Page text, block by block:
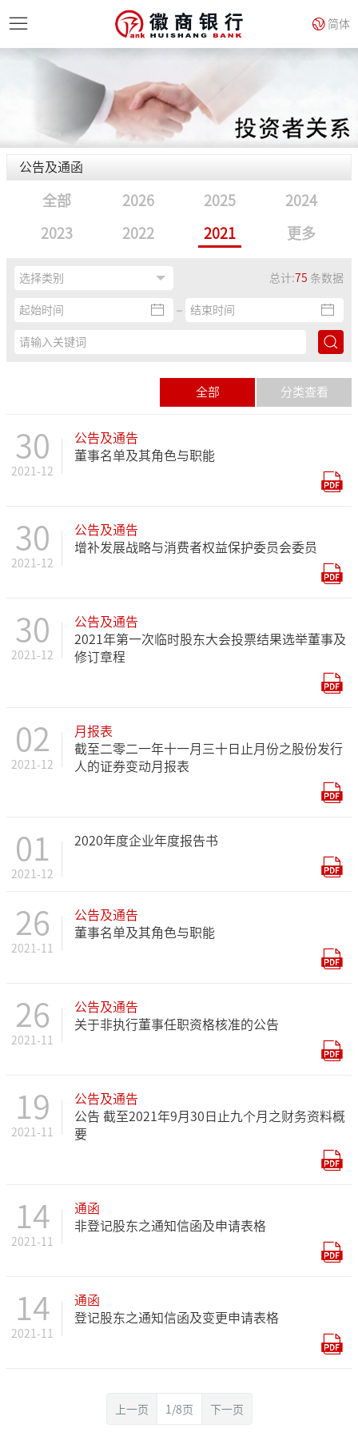
简体
公告及通函
全部 2026 2025 2024
2023 2022 2021 更多
总计: 75 条数据
全部 分类查看
30
2021-12
公告及通告
董事名单及其角色与职能
30
2021-12
公告及通告
增补发展战略与消费者权益保护委员会委员
30
2021-12
公告及通告
2021年第一次临时股东大会投票结果选举董事及
修订章程
02
2021-12
月报表
截至二零二一年十一月三十日止月份之股份发行
人的证券变动月报表
01
2021-12
2020年度企业年度报告书
26
2021-11
公告及通告
董事名单及其角色与职能
26
2021-11
公告及通告
关于非执行董事任职资格核准的公告
19
2021-11
公告及通告
公告 截至2021年9月30日止九个月之财务资料概
要
14
2021-11
通函
非登记股东之通知信函及申请表格
14
2021-11
通函
登记股东之通知信函及变更申请表格
上一页 1/8页 下一页